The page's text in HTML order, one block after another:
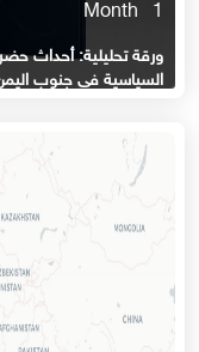
1 Month
ورقة تحليلية: أحداث
السياسية في جنوب